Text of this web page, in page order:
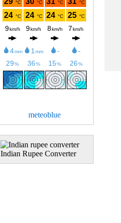
meteoblue
Indian Rupee Converter